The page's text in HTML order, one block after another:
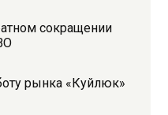
сокращении
рынка «Куйлюк»